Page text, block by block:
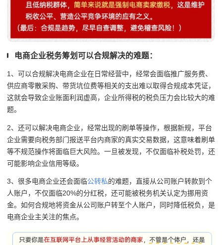
电商企业税务筹划可以合规解决的难题：
1、可以合规解决电商企业在日常经营中，经常会面临推广服务费、
供应商零散采购、带货坑位费等相关的支出难以取得合规成本凭证，
这就会导致企业账面利润虚高，企业所得税的税负压力会比较大的难
题。
2、还可以解决电商企业，经常出现的刷单等操作，根据新规，平台
企业需要向税务部门报送平台内商家的真实交易数据，这意味着刷单
等不规范操作将面临巨大风险。一旦被发现，不仅面临补税处罚，还
可能影响企业信用等级。
3、很多电商企业还会面临公转私的难题，直接从公司账户转款到个
人账户，不仅面临20%的分红税，还可能被税务机关认定为挪用资
金。如何合规地将资金从公司账户转至个人账户，同时降低税负，是
电商企业主关注的焦点。